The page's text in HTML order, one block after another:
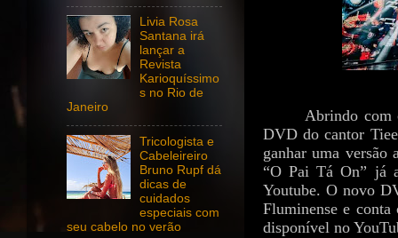
Abrindo com
DVD do cantor
ganhar uma versão
“O Pai Tá On” já
Youtube. O novo
Fluminense e
disponível no
Livia Rosa
Santana irá
lançar a
Revista
Karioquíssimo
s no Rio de
Janeiro
Tricologista e
Cabeleireiro
Bruno Rupf dá
dicas de
cuidados
especiais com
seu cabelo no verão